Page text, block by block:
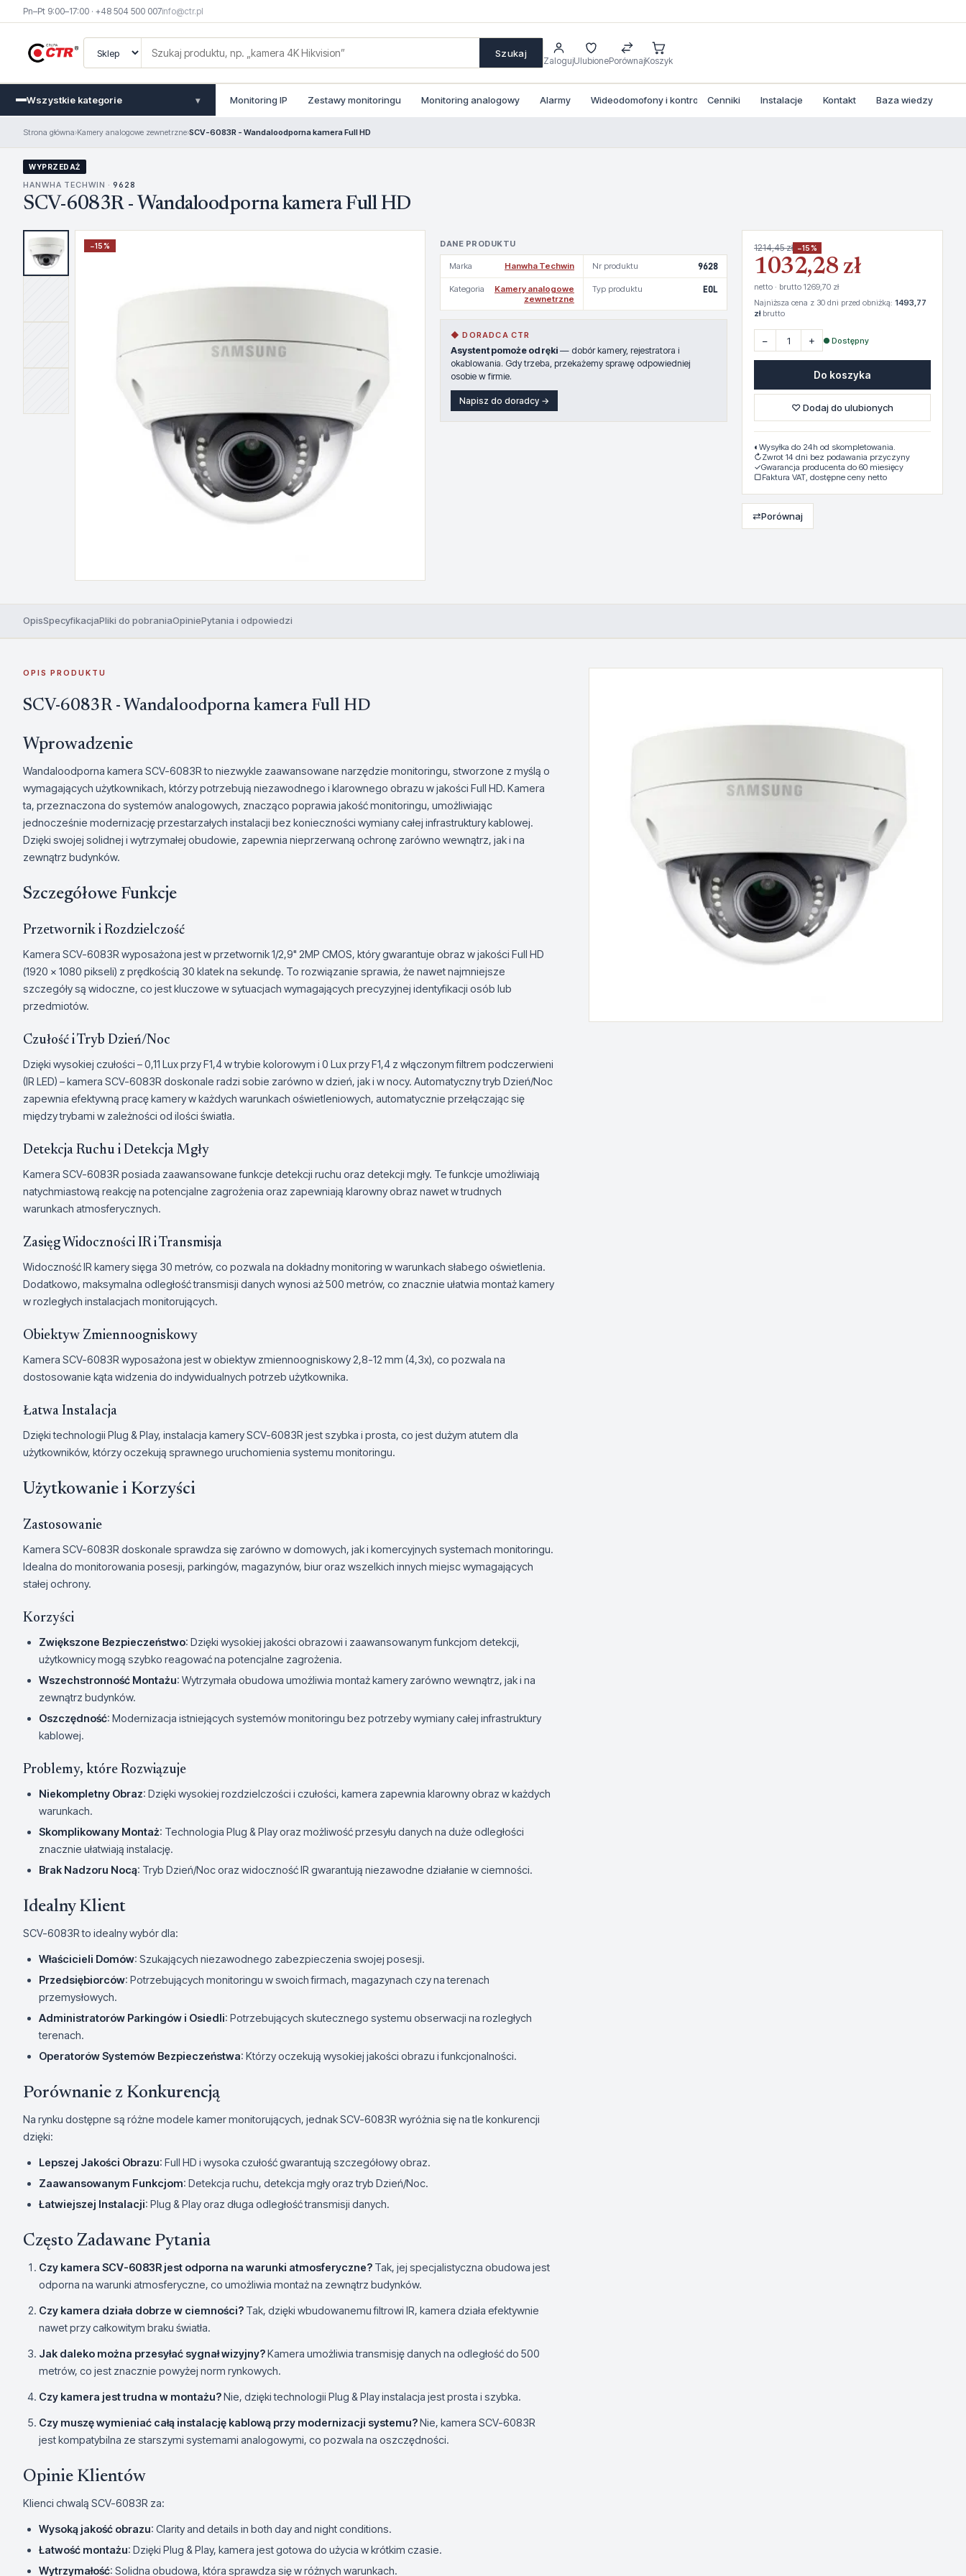
Pn–Pt 9:00–17:00 · +48 504 500 007info@ctr.pl
Szukaj
ZalogujUlubionePorównajKoszyk
Wszystkie kategorie ▾ Monitoring IP Zestawy monitoringu Monitoring analogowy Alarmy Wideodomofony i kontrola dostepu
Cenniki Instalacje Kontakt Baza wiedzy
Strona główna›Kamery analogowe zewnetrzne›SCV-6083R - Wandaloodporna kamera Full HD
WYPRZEDAŻ
HANWHA TECHWIN · 9628
SCV-6083R - Wandaloodporna kamera Full HD
−15% DANE PRODUKTU
Marka Hanwha Techwin Nr produktu 9628
Kategoria
Kamery analogowe
zewnetrzne
Typ produktu EOL
◆ DORADCA CTR
Asystent pomoże od ręki — dobór kamery, rejestratora i
okablowania. Gdy trzeba, przekażemy sprawę odpowiedniej
osobie w firmie.
Napisz do doradcy →
1214,45 zł −15%
1032,28 zł
netto · brutto 1269,70 zł
Najniższa cena z 30 dni przed obniżką: 1493,77
złbrutto
− + ● Dostępny
Do koszyka
♡ Dodaj do ulubionych
◐ Wysyłka do 24h od skompletowania.
↻Zwrot 14 dni bez podawania przyczyny
✓Gwarancja producenta do 60 miesięcy
▢Faktura VAT, dostępne ceny netto
⇄Porównaj
OpisSpecyfikacjaPliki do pobraniaOpiniePytania i odpowiedzi
OPIS PRODUKTU
SCV-6083R - Wandaloodporna kamera Full HD
Wprowadzenie
Wandaloodporna kamera SCV-6083R to niezwykle zaawansowane narzędzie monitoringu, stworzone z myślą o
wymagających użytkownikach, którzy potrzebują niezawodnego i klarownego obrazu w jakości Full HD. Kamera
ta, przeznaczona do systemów analogowych, znacząco poprawia jakość monitoringu, umożliwiając
jednocześnie modernizację przestarzałych instalacji bez konieczności wymiany całej infrastruktury kablowej.
Dzięki swojej solidnej i wytrzymałej obudowie, zapewnia nieprzerwaną ochronę zarówno wewnątrz, jak i na
zewnątrz budynków.
Szczegółowe Funkcje
Przetwornik i Rozdzielczość
Kamera SCV-6083R wyposażona jest w przetwornik 1/2,9" 2MP CMOS, który gwarantuje obraz w jakości Full HD
(1920 x 1080 pikseli) z prędkością 30 klatek na sekundę. To rozwiązanie sprawia, że nawet najmniejsze
szczegóły są widoczne, co jest kluczowe w sytuacjach wymagających precyzyjnej identyfikacji osób lub
przedmiotów.
Czułość i Tryb Dzień/Noc
Dzięki wysokiej czułości – 0,11 Lux przy F1,4 w trybie kolorowym i 0 Lux przy F1,4 z włączonym filtrem podczerwieni
(IR LED) – kamera SCV-6083R doskonale radzi sobie zarówno w dzień, jak i w nocy. Automatyczny tryb Dzień/Noc
zapewnia efektywną pracę kamery w każdych warunkach oświetleniowych, automatycznie przełączając się
między trybami w zależności od ilości światła.
Detekcja Ruchu i Detekcja Mgły
Kamera SCV-6083R posiada zaawansowane funkcje detekcji ruchu oraz detekcji mgły. Te funkcje umożliwiają
natychmiastową reakcję na potencjalne zagrożenia oraz zapewniają klarowny obraz nawet w trudnych
warunkach atmosferycznych.
Zasięg Widoczności IR i Transmisja
Widoczność IR kamery sięga 30 metrów, co pozwala na dokładny monitoring w warunkach słabego oświetlenia.
Dodatkowo, maksymalna odległość transmisji danych wynosi aż 500 metrów, co znacznie ułatwia montaż kamery
w rozległych instalacjach monitorujących.
Obiektyw Zmiennoogniskowy
Kamera SCV-6083R wyposażona jest w obiektyw zmiennoogniskowy 2,8-12 mm (4,3x), co pozwala na
dostosowanie kąta widzenia do indywidualnych potrzeb użytkownika.
Łatwa Instalacja
Dzięki technologii Plug & Play, instalacja kamery SCV-6083R jest szybka i prosta, co jest dużym atutem dla
użytkowników, którzy oczekują sprawnego uruchomienia systemu monitoringu.
Użytkowanie i Korzyści
Zastosowanie
Kamera SCV-6083R doskonale sprawdza się zarówno w domowych, jak i komercyjnych systemach monitoringu.
Idealna do monitorowania posesji, parkingów, magazynów, biur oraz wszelkich innych miejsc wymagających
stałej ochrony.
Korzyści
Zwiększone Bezpieczeństwo: Dzięki wysokiej jakości obrazowi i zaawansowanym funkcjom detekcji,
użytkownicy mogą szybko reagować na potencjalne zagrożenia.
Wszechstronność Montażu: Wytrzymała obudowa umożliwia montaż kamery zarówno wewnątrz, jak i na
zewnątrz budynków.
Oszczędność: Modernizacja istniejących systemów monitoringu bez potrzeby wymiany całej infrastruktury
kablowej.
Problemy, które Rozwiązuje
Niekompletny Obraz: Dzięki wysokiej rozdzielczości i czułości, kamera zapewnia klarowny obraz w każdych
warunkach.
Skomplikowany Montaż: Technologia Plug & Play oraz możliwość przesyłu danych na duże odległości
znacznie ułatwiają instalację.
Brak Nadzoru Nocą: Tryb Dzień/Noc oraz widoczność IR gwarantują niezawodne działanie w ciemności.
Idealny Klient
SCV-6083R to idealny wybór dla:
Właścicieli Domów: Szukających niezawodnego zabezpieczenia swojej posesji.
Przedsiębiorców: Potrzebujących monitoringu w swoich firmach, magazynach czy na terenach
przemysłowych.
Administratorów Parkingów i Osiedli: Potrzebujących skutecznego systemu obserwacji na rozległych
terenach.
Operatorów Systemów Bezpieczeństwa: Którzy oczekują wysokiej jakości obrazu i funkcjonalności.
Porównanie z Konkurencją
Na rynku dostępne są różne modele kamer monitorujących, jednak SCV-6083R wyróżnia się na tle konkurencji
dzięki:
Lepszej Jakości Obrazu: Full HD i wysoka czułość gwarantują szczegółowy obraz.
Zaawansowanym Funkcjom: Detekcja ruchu, detekcja mgły oraz tryb Dzień/Noc.
Łatwiejszej Instalacji: Plug & Play oraz długa odległość transmisji danych.
Często Zadawane Pytania
Czy kamera SCV-6083R jest odporna na warunki atmosferyczne? Tak, jej specjalistyczna obudowa jest
odporna na warunki atmosferyczne, co umożliwia montaż na zewnątrz budynków.
Czy kamera działa dobrze w ciemności? Tak, dzięki wbudowanemu filtrowi IR, kamera działa efektywnie
nawet przy całkowitym braku światła.
Jak daleko można przesyłać sygnał wizyjny?Kamera umożliwia transmisję danych na odległość do 500
metrów, co jest znacznie powyżej norm rynkowych.
Czy kamera jest trudna w montażu?Nie, dzięki technologii Plug & Play instalacja jest prosta i szybka.
Czy muszę wymieniać całą instalację kablową przy modernizacji systemu?Nie, kamera SCV-6083R
jest kompatybilna ze starszymi systemami analogowymi, co pozwala na oszczędności.
Opinie Klientów
Klienci chwalą SCV-6083R za:
Wysoką jakość obrazu: Clarity and details in both day and night conditions.
Łatwość montażu: Dzięki Plug & Play, kamera jest gotowa do użycia w krótkim czasie.
Wytrzymałość: Solidna obudowa, która sprawdza się w różnych warunkach.